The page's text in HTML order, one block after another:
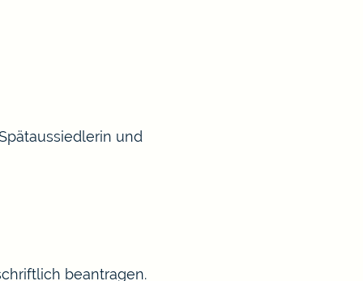
und
beantragen.